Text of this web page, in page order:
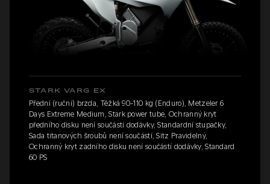
STARK VARG EX
Přední (ruční) brzda, Těžká 90-110 kg (Enduro), Metzeler 6
Days Extreme Medium, Stark power tube, Ochranný kryt
předního disku není součástí dodávky, Standardní stupačky,
Sada titanových šroubů není součástí, Sitz Pravidelný,
Ochranný kryt zadního disku není součástí dodávky, Standard
60 PS